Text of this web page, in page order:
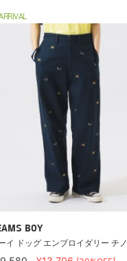
BOY
イ ドッグ エンブロイダリー チノ